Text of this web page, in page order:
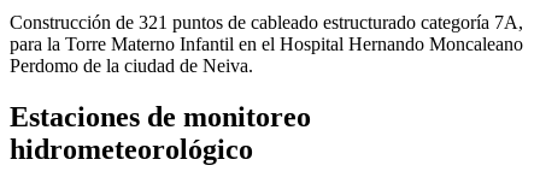
Construcción de 321 puntos de cableado estructurado categoría 7A,
para la Torre Materno Infantil en el Hospital Hernando Moncaleano
Perdomo de la ciudad de Neiva.
Estaciones de monitoreo
hidrometeorológico